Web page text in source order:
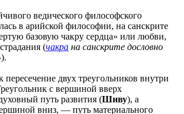
ведического философского
в арийской философии, на санскрите
базовую чакру сердца» или любви,
(чакра на санскрите дословно
).
пересечение двух треугольников внутри
с вершиной вверх
путь развития (Шиву), а
вниз, — путь материального